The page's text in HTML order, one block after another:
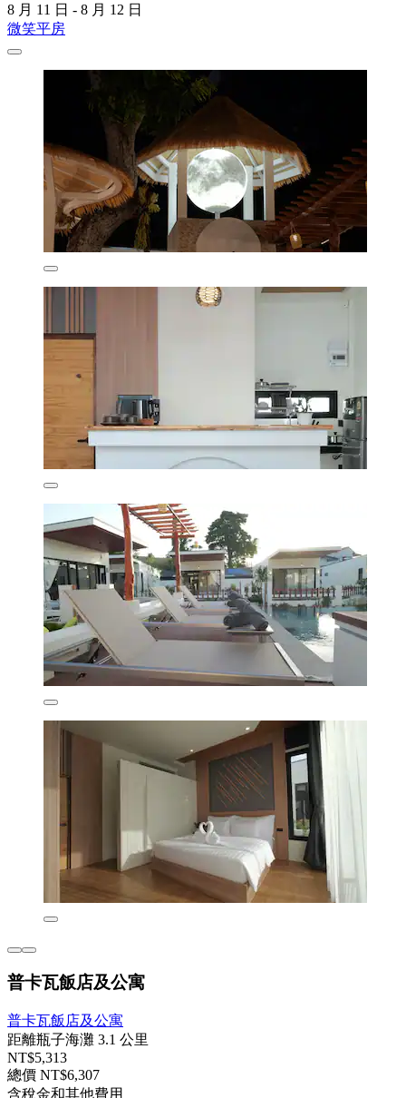
8 月 11 日 - 8 月 12 日
微笑平房
普卡瓦飯店及公寓
普卡瓦飯店及公寓
距離瓶子海灘 3.1 公里
NT$5,313
總價 NT$6,307
含稅金和其他費用